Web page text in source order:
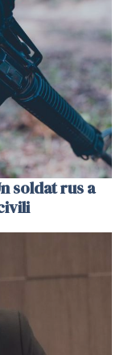
soldat rus a